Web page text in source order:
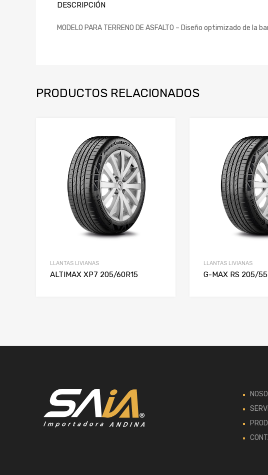
DESCRIPCIÓN
MODELO PARA TERRENO DE ASFALTO – Diseño optimizado de
PRODUCTOS RELACIONADOS
LLANTAS LIVIANAS
ALTIMAX XP7 205/60R15
LLANTAS LIVIANAS
G-MAX RS 205/